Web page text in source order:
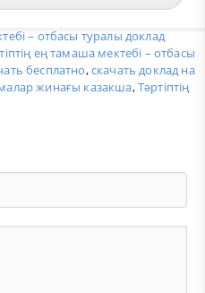
– отбасы туралы доклад
ең тамаша мектебі – отбасы
бесплатно,скачать доклад на
жинағы казакша,Тәртіптің